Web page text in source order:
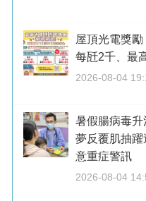
屋頂光電獎
每瓩2千、最
2026-08-04
暑假腸病毒
夢反覆肌抽
意重症警訊
2026-08-04